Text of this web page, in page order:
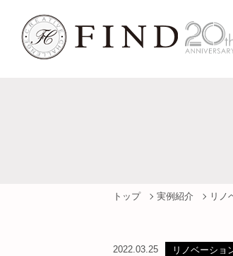
トップ 実例紹介 リノ
2022.03.25 リノベーショ